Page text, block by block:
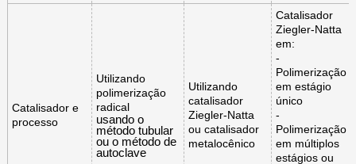
Catalisador e
processo
Utilizando
polimerização
radical
usando o
método tubular
ou o método de
autoclave
Utilizando
catalisador
Ziegler-Natta
ou catalisador
metalocênico
Catalisador
Ziegler-Natta
em:
-
Polimerização
em estágio
único
-
Polimerização
em múltiplos
estágios ou